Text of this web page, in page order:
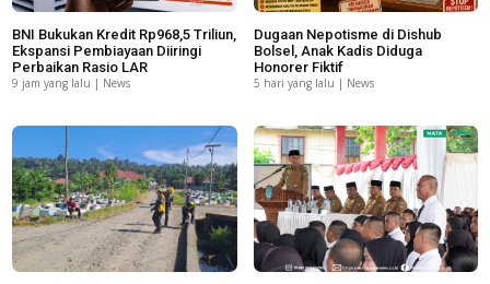
BNI Bukukan Kredit Rp968,5 Triliun,
Ekspansi Pembiayaan Diiringi
Perbaikan Rasio LAR
9 jam yang lalu | News
Dugaan Nepotisme di Dishub
Bolsel, Anak Kadis Diduga
Honorer Fiktif
5 hari yang lalu | News